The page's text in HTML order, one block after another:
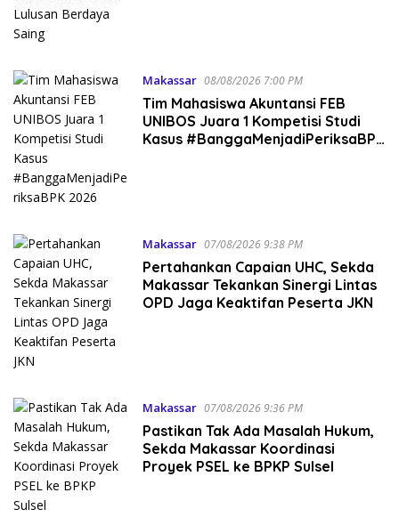
Makassar 08/08/2026 7:00 PM
Tim Mahasiswa Akuntansi FEB
UNIBOS Juara 1 Kompetisi Studi
Kasus #BanggaMenjadiPeriksaBPK
Makassar 07/08/2026 9:38 PM
Pertahankan Capaian UHC, Sekda
Makassar Tekankan Sinergi Lintas
OPD Jaga Keaktifan Peserta JKN
Makassar 07/08/2026 9:36 PM
Pastikan Tak Ada Masalah Hukum,
Sekda Makassar Koordinasi
Proyek PSEL ke BPKP Sulsel